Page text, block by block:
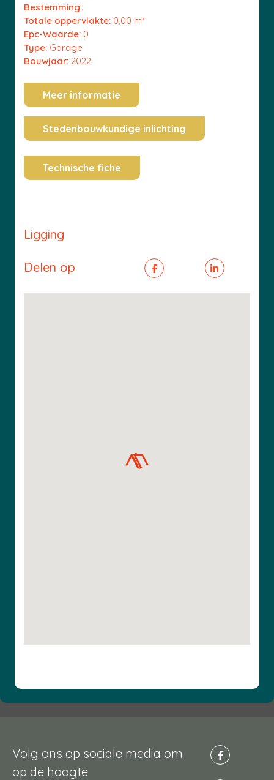
Bestemming:
Totale oppervlakte: 0,00 m²
Epc-Waarde: 0
Type: Garage
Bouwjaar: 2022
Meer informatie
Stedenbouwkundige inlichting
Technische fiche
Ligging
Delen op
Volg ons op sociale media om
op de hoogte